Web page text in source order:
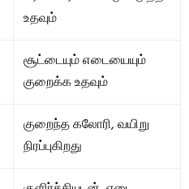
உதவும்
சூட்டையும் எடையையும்
குறைக்க உதவும்
குறைந்த கலோரி, வயிறு
நிரப்புகிறது